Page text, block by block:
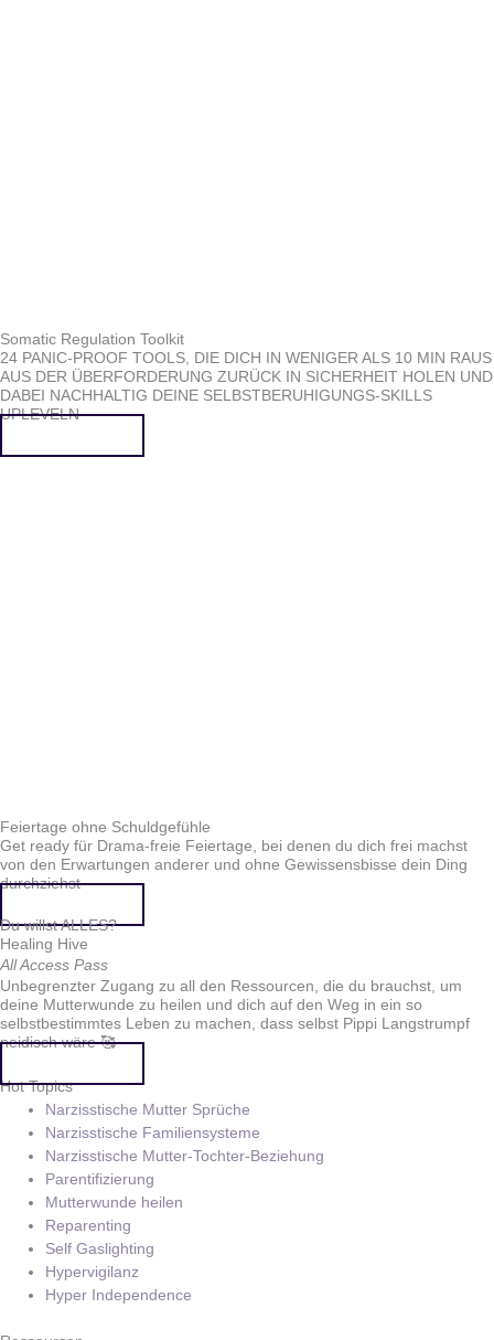
Somatic Regulation Toolkit
24 PANIC-PROOF TOOLS, DIE DICH IN WENIGER ALS 10 MIN RAUS
AUS DER ÜBERFORDERUNG ZURÜCK IN SICHERHEIT HOLEN UND
DABEI NACHHALTIG DEINE SELBSTBERUHIGUNGS-SKILLS
UPLEVELN
Feiertage ohne Schuldgefühle
Get ready für Drama-freie Feiertage, bei denen du dich frei machst
von den Erwartungen anderer und ohne Gewissensbisse dein Ding
durchziehst
Du willst ALLES?
Healing Hive
All Access Pass
Unbegrenzter Zugang zu all den Ressourcen, die du brauchst, um
deine Mutterwunde zu heilen und dich auf den Weg in ein so
selbstbestimmtes Leben zu machen, dass selbst Pippi Langstrumpf
neidisch wäre 🥰
Hot Topics
Narzisstische Mutter Sprüche
Narzisstische Familiensysteme
Narzisstische Mutter-Tochter-Beziehung
Parentifizierung
Mutterwunde heilen
Reparenting
Self Gaslighting
Hypervigilanz
Hyper Independence